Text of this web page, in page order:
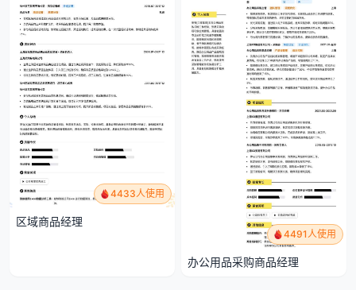
4433人使用
区域商品经理
4491人使用
办公用品采购商品经理